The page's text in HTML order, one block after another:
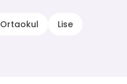
Ortaokul
Lise